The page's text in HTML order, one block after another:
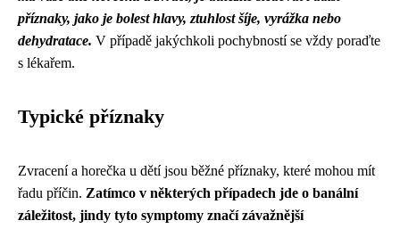
příznaky, jako je bolest hlavy, ztuhlost šíje, vyrážka nebo
dehydratace. V případě jakýchkoli pochybností se vždy poraďte
s lékařem.
Typické příznaky
Zvracení a horečka u dětí jsou běžné příznaky, které mohou mít
řadu příčin. Zatímco v některých případech jde o banální
záležitost, jindy tyto symptomy značí závažnější